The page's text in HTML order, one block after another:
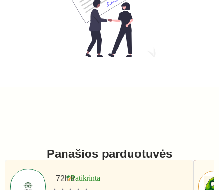
Panašios parduotuvės
72h.lt